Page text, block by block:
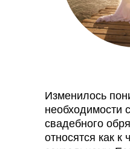
Изменилось
необходимости
свадебного
относятся как к